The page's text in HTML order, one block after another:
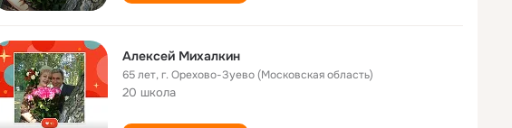
Алексей Михалкин
65 лет,г. Орехово-Зуево (Московская область)
20 школа